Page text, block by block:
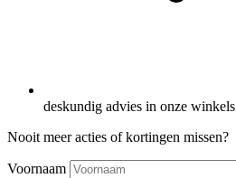
deskundig advies in onze winkels
Nooit meer acties of kortingen missen?
Voornaam